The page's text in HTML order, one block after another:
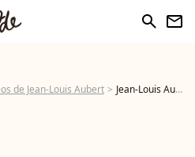
search newsletter
de Jean-Louis Aubert Jean-Louis Aubert installé dans un magnifique moulin situé non loin d'une ville historique : il se confie sur son refuge - Vidéo